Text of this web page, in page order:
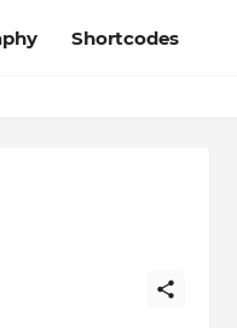
Shortcodes